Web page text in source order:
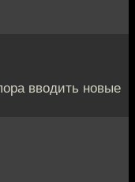
вводить новые